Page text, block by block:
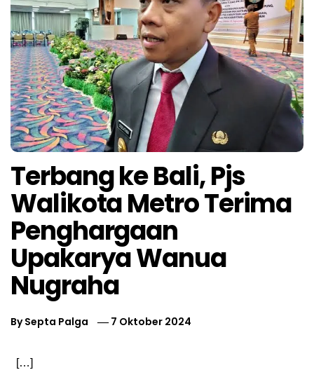
Terbang ke Bali, Pjs
Walikota Metro Terima
Penghargaan
Upakarya Wanua
Nugraha
BySepta Palga 7 Oktober 2024
[…]